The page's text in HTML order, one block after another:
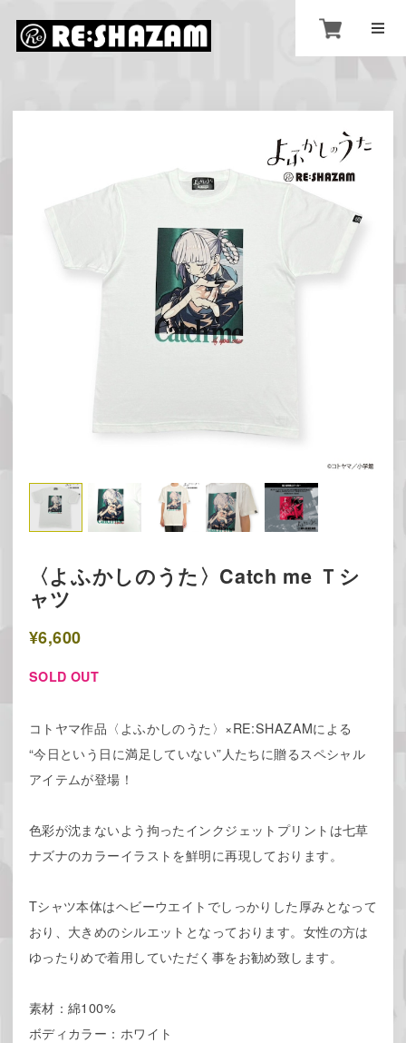
〈よふかしのうた〉Catch me Ｔシ
ャツ
¥6,600
SOLD OUT
コトヤマ作品〈よふかしのうた〉×RE:SHAZAMによる
“今日という日に満足していない”人たちに贈るスペシャル
アイテムが登場！
色彩が沈まないよう拘ったインクジェットプリントは七草
ナズナのカラーイラストを鮮明に再現しております。
Tシャツ本体はヘビーウエイトでしっかりした厚みとなって
おり、大きめのシルエットとなっております。女性の方は
ゆったりめで着用していただく事をお勧め致します。
素材：綿100%
ボディカラー：ホワイト